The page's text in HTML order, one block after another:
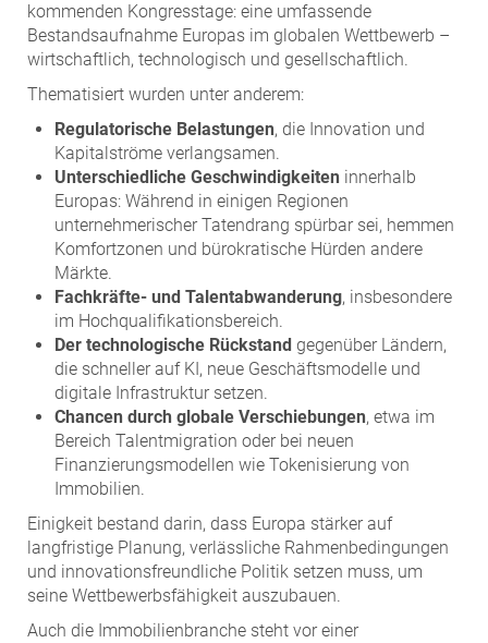
kommenden Kongresstage: eine umfassende
Bestandsaufnahme Europas im globalen Wettbewerb –
wirtschaftlich, technologisch und gesellschaftlich.
Thematisiert wurden unter anderem:
Regulatorische Belastungen, die Innovation und
Kapitalströme verlangsamen.
Unterschiedliche Geschwindigkeiten innerhalb
Europas: Während in einigen Regionen
unternehmerischer Tatendrang spürbar sei, hemmen
Komfortzonen und bürokratische Hürden andere
Märkte.
Fachkräfte- und Talentabwanderung, insbesondere
im Hochqualifikationsbereich.
Der technologische Rückstand gegenüber Ländern,
die schneller auf KI, neue Geschäftsmodelle und
digitale Infrastruktur setzen.
Chancen durch globale Verschiebungen, etwa im
Bereich Talentmigration oder bei neuen
Finanzierungsmodellen wie Tokenisierung von
Immobilien.
Einigkeit bestand darin, dass Europa stärker auf
langfristige Planung, verlässliche Rahmenbedingungen
und innovationsfreundliche Politik setzen muss, um
seine Wettbewerbsfähigkeit auszubauen.
Auch die Immobilienbranche steht vor einer